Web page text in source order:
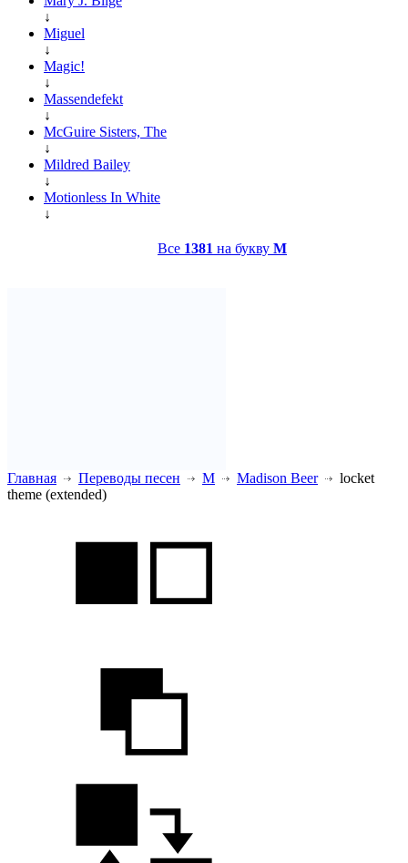
↓
Miguel
↓
Magic!
↓
Massendefekt
↓
McGuire Sisters, The
↓
Mildred Bailey
↓
Motionless In White
↓
Все 1381 на букву M
Главная Переводы песен M Madison Beer
locket
theme (extended)